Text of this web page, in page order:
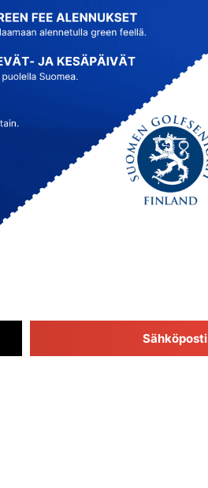
Sähköposti